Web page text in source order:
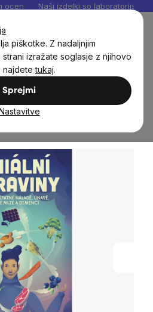
piškotke. Z nadaljnjim
izražate soglasje z njihovo
najdetetukaj.
Sprejmi
ocen Naši izdelki so laboratorijsko
Lugavere